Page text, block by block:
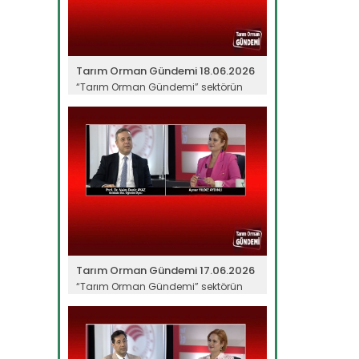
Tarım Orman Gündemi 18.06.2026
“Tarım Orman Gündemi” sektörün
Tarım Orman Gündemi 17.06.2026
“Tarım Orman Gündemi” sektörün